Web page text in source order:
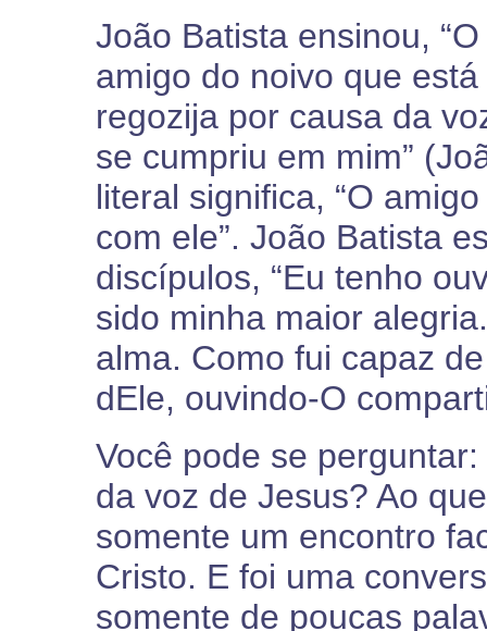
João Batista ensinou,
amigo do noivo que
regozija por causa da
se cumpriu em mim”
literal significa, “O
com ele”. João Batista
discípulos, “Eu tenho
sido minha maior
alma. Como fui capaz
dEle, ouvindo-O
Você pode se
da voz de Jesus? Ao
somente um encontro
Cristo. E foi uma
somente de poucas